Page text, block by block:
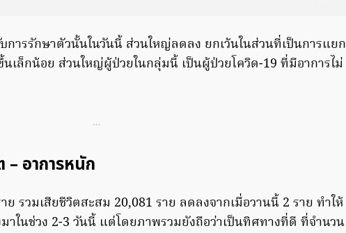
การรักษาตัวนั้นในวันนี้ ส่วนใหญ่ลดลง ยกเว้นในส่วนที่เป็นการแยก
เล็กน้อย ส่วนใหญ่ผู้ป่วยในกลุ่มนี้ เป็นผู้ป่วยโควิด-19 ที่มีอาการไม่
…
– อาการหนัก
รวมเสียชีวิตสะสม 20,081 ราย ลดลงจากเมื่อวานนี้ 2 ราย ทำให้
าในช่วง 2-3 วันนี้ แต่โดยภาพรวมยังถือว่าเป็นทิศทางที่ดี ที่จำนวน